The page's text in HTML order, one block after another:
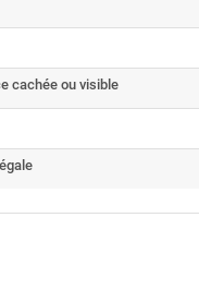
cachée ou visible